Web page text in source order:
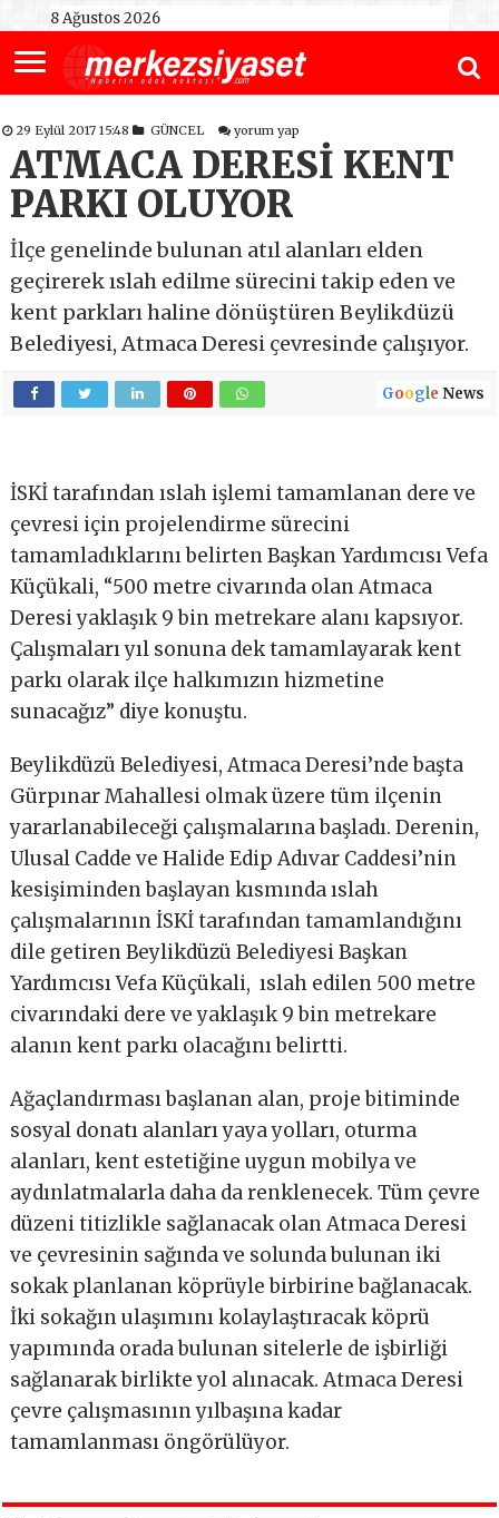
8 Ağustos 2026
29 Eylül 2017 15:48 GÜNCEL yorum yap
ATMACA DERESİ KENT
PARKI OLUYOR
İlçe genelinde bulunan atıl alanları elden
geçirerek ıslah edilme sürecini takip eden ve
kent parkları haline dönüştüren Beylikdüzü
Belediyesi, Atmaca Deresi çevresinde çalışıyor.
Google News
İSKİ tarafından ıslah işlemi tamamlanan dere ve
çevresi için projelendirme sürecini
tamamladıklarını belirten Başkan Yardımcısı Vefa
Küçükali, “500 metre civarında olan Atmaca
Deresi yaklaşık 9 bin metrekare alanı kapsıyor.
Çalışmaları yıl sonuna dek tamamlayarak kent
parkı olarak ilçe halkımızın hizmetine
sunacağız” diye konuştu.
Beylikdüzü Belediyesi, Atmaca Deresi’nde başta
Gürpınar Mahallesi olmak üzere tüm ilçenin
yararlanabileceği çalışmalarına başladı. Derenin,
Ulusal Cadde ve Halide Edip Adıvar Caddesi’nin
kesişiminden başlayan kısmında ıslah
çalışmalarının İSKİ tarafından tamamlandığını
dile getiren Beylikdüzü Belediyesi Başkan
Yardımcısı Vefa Küçükali, ıslah edilen 500 metre
civarındaki dere ve yaklaşık 9 bin metrekare
alanın kent parkı olacağını belirtti.
Ağaçlandırması başlanan alan, proje bitiminde
sosyal donatı alanları yaya yolları, oturma
alanları, kent estetiğine uygun mobilya ve
aydınlatmalarla daha da renklenecek. Tüm çevre
düzeni titizlikle sağlanacak olan Atmaca Deresi
ve çevresinin sağında ve solunda bulunan iki
sokak planlanan köprüyle birbirine bağlanacak.
İki sokağın ulaşımını kolaylaştıracak köprü
yapımında orada bulunan sitelerle de işbirliği
sağlanarak birlikte yol alınacak. Atmaca Deresi
çevre çalışmasının yılbaşına kadar
tamamlanması öngörülüyor.